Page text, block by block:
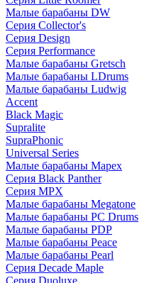
Малые барабаны DW
Серия Collector's
Серия Design
Серия Performance
Малые барабаны Gretsch
Малые барабаны LDrums
Малые барабаны Ludwig
Accent
Black Magic
Supralite
SupraPhonic
Universal Series
Малые барабаны Mapex
Серия Black Panther
Серия MPX
Малые барабаны Megatone
Малые барабаны PC Drums
Малые барабаны PDP
Малые барабаны Peace
Малые барабаны Pearl
Серия Decade Maple
Серия Duoluxe